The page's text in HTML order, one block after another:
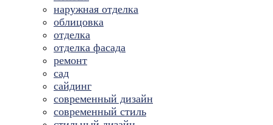
наружная отделка
облицовка
отделка
отделка фасада
ремонт
сад
сайдинг
современный дизайн
современный стиль